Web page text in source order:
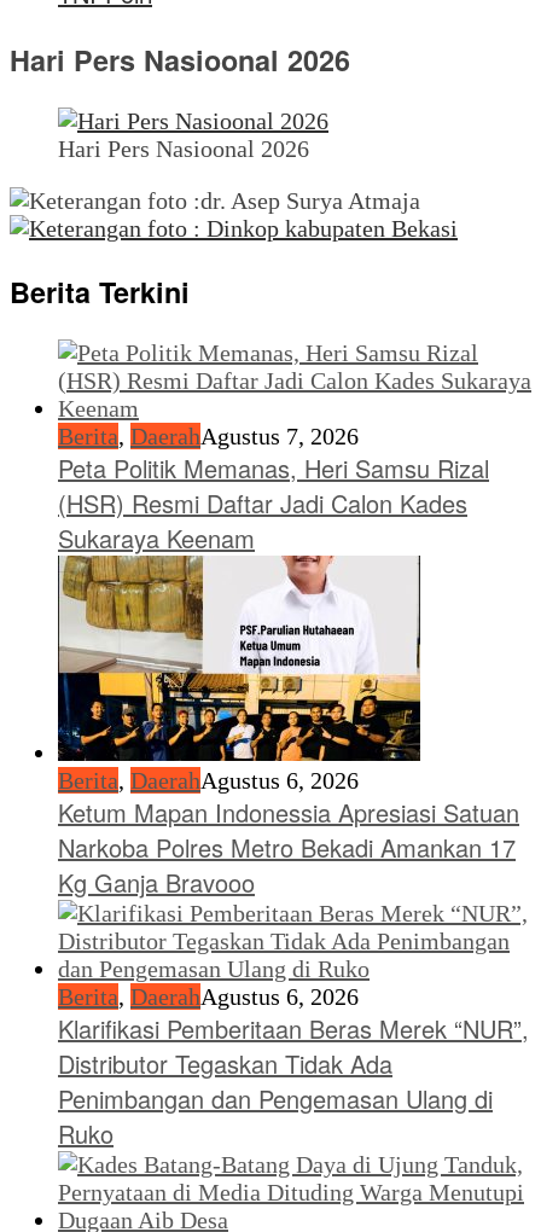
Hari Pers Nasioonal 2026
Hari Pers Nasioonal 2026
Berita Terkini
Berita, DaerahAgustus 7, 2026
Peta Politik Memanas, Heri Samsu Rizal
(HSR) Resmi Daftar Jadi Calon Kades
Sukaraya Keenam
Berita, DaerahAgustus 6, 2026
Ketum Mapan Indonessia Apresiasi Satuan
Narkoba Polres Metro Bekadi Amankan 17
Kg Ganja Bravooo
Berita, DaerahAgustus 6, 2026
Klarifikasi Pemberitaan Beras Merek “NUR”,
Distributor Tegaskan Tidak Ada
Penimbangan dan Pengemasan Ulang di
Ruko